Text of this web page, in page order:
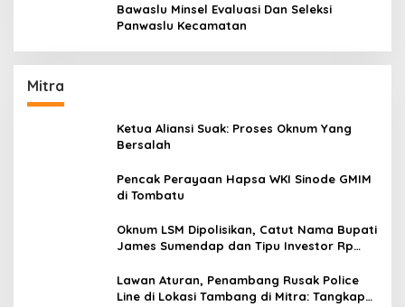
Bawaslu Minsel Evaluasi Dan Seleksi
Panwaslu Kecamatan
Mitra
Ketua Aliansi Suak: Proses Oknum Yang
Bersalah
Pencak Perayaan Hapsa WKI Sinode GMIM
di Tombatu
Oknum LSM Dipolisikan, Catut Nama Bupati
James Sumendap dan Tipu Investor Rp
Lawan Aturan, Penambang Rusak Police
Line di Lokasi Tambang di Mitra: Tangkap